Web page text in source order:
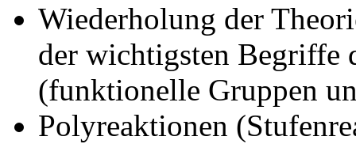
Wiederholung der
der wichtigsten Begriffe
(funktionelle Gruppen
Polyreaktionen